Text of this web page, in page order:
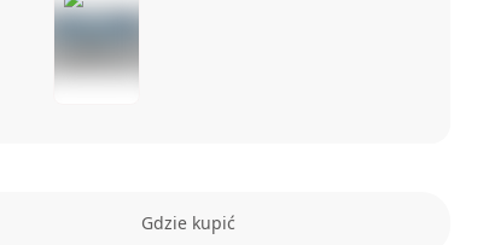
Gdzie kupić